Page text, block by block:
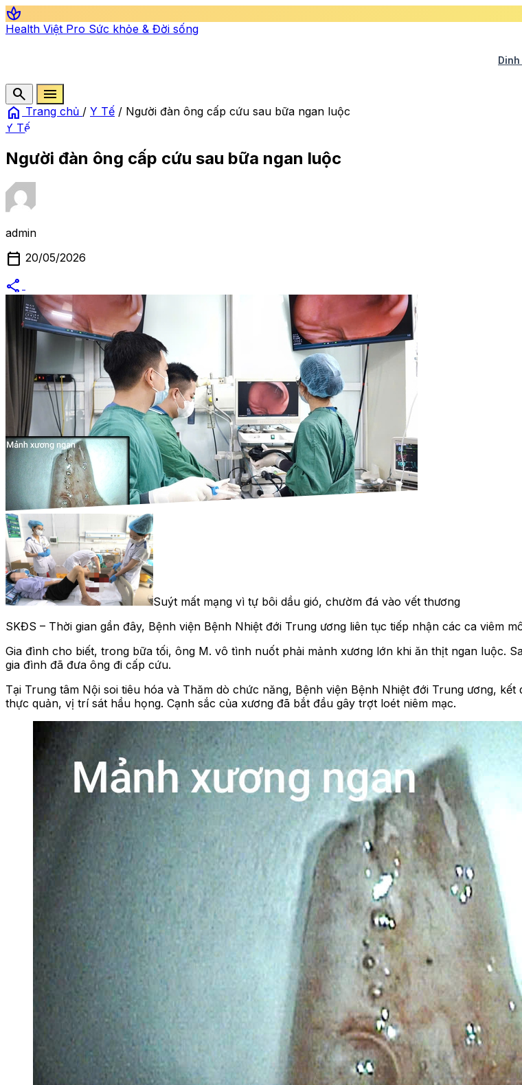
spa
Health Việt Pro Sức khỏe & Đời sống
search
menu
home Trang chủ / Y Tế / Người đàn ông cấp cứu sau bữa ngan luộc
Y Tế
Người đàn ông cấp cứu sau bữa ngan luộc
admin
calendar_today 20/05/2026
share
Suýt mất mạng vì tự bôi dầu gió, chườm đá vào vết thương
SKĐS – Thời gian gần đây, Bệnh viện Bệnh Nhiệt đới Trung ương liên tục tiếp nhận các ca viêm
Gia đình cho biết, trong bữa tối, ông M. vô tình nuốt phải mảnh xương lớn khi ăn thịt ngan luộc.
gia đình đã đưa ông đi cấp cứu.
Tại Trung tâm Nội soi tiêu hóa và Thăm dò chức năng, Bệnh viện Bệnh Nhiệt đới Trung ương,
thực quản, vị trí sát hầu họng. Cạnh sắc của xương đã bắt đầu gây trợt loét niêm mạc.